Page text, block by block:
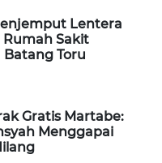
Lentera
Sakit
Toru
Gratis Martabe:
Menggapai